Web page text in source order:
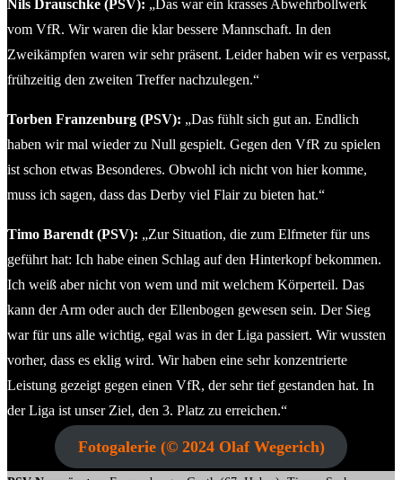
Nils Drauschke (PSV): „Das war ein krasses Abwehrbollwerk
vom VfR. Wir waren die klar bessere Mannschaft. In den
Zweikämpfen waren wir sehr präsent. Leider haben wir es verpasst,
frühzeitig den zweiten Treffer nachzulegen.“
Torben Franzenburg (PSV): „Das fühlt sich gut an. Endlich
haben wir mal wieder zu Null gespielt. Gegen den VfR zu spielen
ist schon etwas Besonderes. Obwohl ich nicht von hier komme,
muss ich sagen, dass das Derby viel Flair zu bieten hat.“
Timo Barendt (PSV): „Zur Situation, die zum Elfmeter für uns
geführt hat: Ich habe einen Schlag auf den Hinterkopf bekommen.
Ich weiß aber nicht von wem und mit welchem Körperteil. Das
kann der Arm oder auch der Ellenbogen gewesen sein. Der Sieg
war für uns alle wichtig, egal was in der Liga passiert. Wir wussten
vorher, dass es eklig wird. Wir haben eine sehr konzentrierte
Leistung gezeigt gegen einen VfR, der sehr tief gestanden hat. In
der Liga ist unser Ziel, den 3. Platz zu erreichen.“
Fotogalerie (© 2024 Olaf Wegerich)